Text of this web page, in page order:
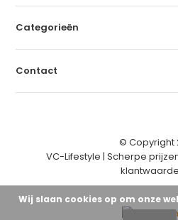
Categorieën
Contact
© Copyright
VC-Lifestyle | Scherpe
Wij slaan cookies op om onze